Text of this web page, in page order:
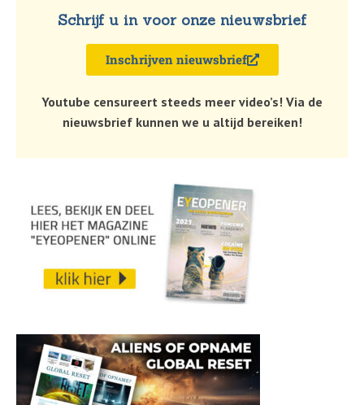
Schrijf u in voor onze nieuwsbrief
Inschrijven nieuwsbrief
Youtube censureert steeds meer video’s! Via de
nieuwsbrief kunnen we u altijd bereiken!